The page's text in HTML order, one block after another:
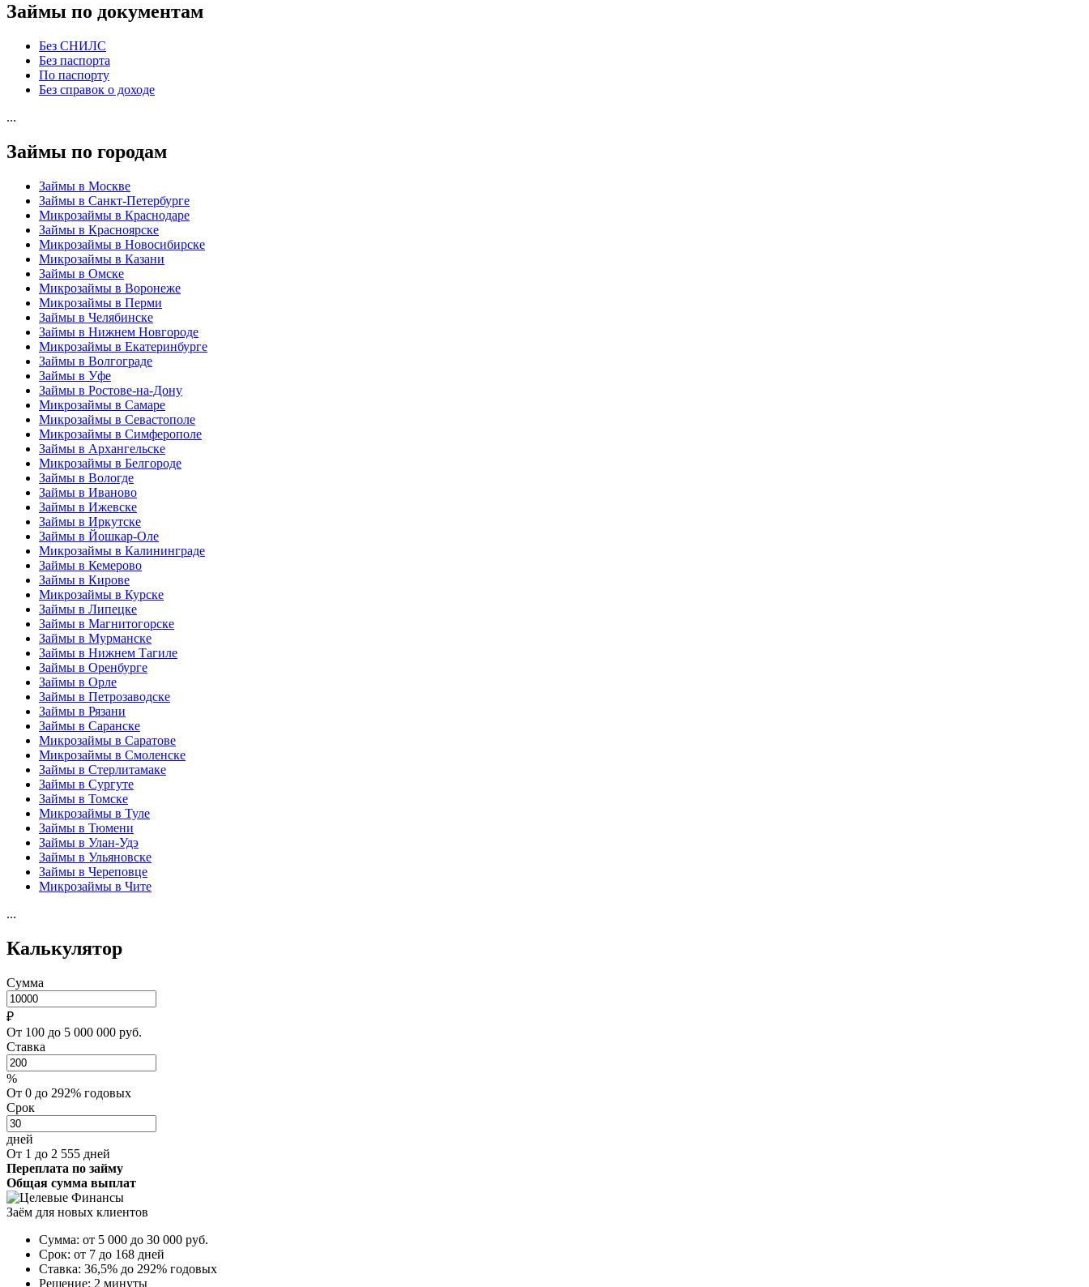
Займы по документам
Без СНИЛС
Без паспорта
По паспорту
Без справок о доходе
...
Займы по городам
Займы в Москве
Займы в Санкт-Петербурге
Микрозаймы в Краснодаре
Займы в Красноярске
Микрозаймы в Новосибирске
Микрозаймы в Казани
Займы в Омске
Микрозаймы в Воронеже
Микрозаймы в Перми
Займы в Челябинске
Займы в Нижнем Новгороде
Микрозаймы в Екатеринбурге
Займы в Волгограде
Займы в Уфе
Займы в Ростове-на-Дону
Микрозаймы в Самаре
Микрозаймы в Севастополе
Микрозаймы в Симферополе
Займы в Архангельске
Микрозаймы в Белгороде
Займы в Вологде
Займы в Иваново
Займы в Ижевске
Займы в Иркутске
Займы в Йошкар-Оле
Микрозаймы в Калининграде
Займы в Кемерово
Займы в Кирове
Микрозаймы в Курске
Займы в Липецке
Займы в Магнитогорске
Займы в Мурманске
Займы в Нижнем Тагиле
Займы в Оренбурге
Займы в Орле
Займы в Петрозаводске
Займы в Рязани
Займы в Саранске
Микрозаймы в Саратове
Микрозаймы в Смоленске
Займы в Стерлитамаке
Займы в Сургуте
Займы в Томске
Микрозаймы в Туле
Займы в Тюмени
Займы в Улан-Удэ
Займы в Ульяновске
Займы в Череповце
Микрозаймы в Чите
...
Калькулятор
Сумма
₽
От 100 до 5 000 000 руб.
Ставка
%
От 0 до 292% годовых
Срок
дней
От 1 до 2 555 дней
Переплата по займу
Общая сумма выплат
Заём для новых клиентов
Сумма: от 5 000 до 30 000 руб.
Срок: от 7 до 168 дней
Ставка: 36,5% до 292% годовых
Решение: 2 минуты